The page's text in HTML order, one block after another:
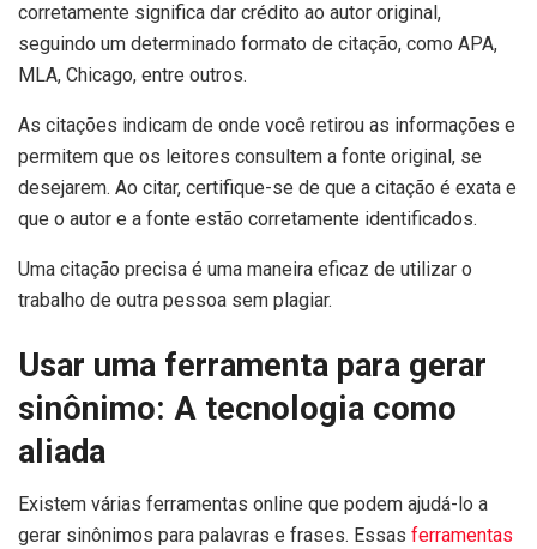
corretamente significa dar crédito ao autor original,
seguindo um determinado formato de citação, como APA,
MLA, Chicago, entre outros.
As citações indicam de onde você retirou as informações e
permitem que os leitores consultem a fonte original, se
desejarem. Ao citar, certifique-se de que a citação é exata e
que o autor e a fonte estão corretamente identificados.
Uma citação precisa é uma maneira eficaz de utilizar o
trabalho de outra pessoa sem plagiar.
Usar uma ferramenta para gerar
sinônimo: A tecnologia como
aliada
Existem várias ferramentas online que podem ajudá-lo a
gerar sinônimos para palavras e frases. Essas ferramentas